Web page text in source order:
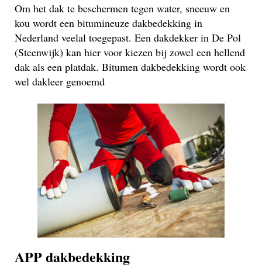
Om het dak te beschermen tegen water, sneeuw en
kou wordt een bitumineuze dakbedekking in
Nederland veelal toegepast. Een dakdekker in De Pol
(Steenwijk) kan hier voor kiezen bij zowel een hellend
dak als een platdak. Bitumen dakbedekking wordt ook
wel dakleer genoemd
APP dakbedekking